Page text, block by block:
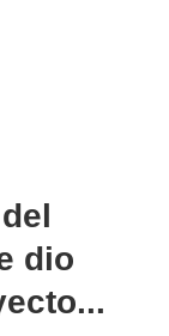
dio